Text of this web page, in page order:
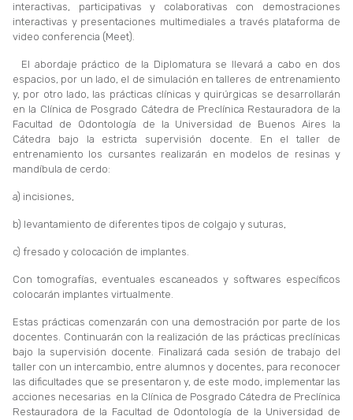
interactivas, participativas y colaborativas con demostraciones
interactivas y presentaciones multimediales a través plataforma de
video conferencia (Meet).
El abordaje práctico de la Diplomatura se llevará a cabo en dos
espacios, por un lado, el de simulación en talleres de entrenamiento
y, por otro lado, las prácticas clínicas y quirúrgicas se desarrollarán
en la Clínica de Posgrado Cátedra de Preclínica Restauradora de la
Facultad de Odontología de la Universidad de Buenos Aires la
Cátedra bajo la estricta supervisión docente. En el taller de
entrenamiento los cursantes realizarán en modelos de resinas y
mandíbula de cerdo:
a) incisiones,
b) levantamiento de diferentes tipos de colgajo y suturas,
c) fresado y colocación de implantes.
Con tomografías, eventuales escaneados y softwares específicos
colocarán implantes virtualmente.
Estas prácticas comenzarán con una demostración por parte de los
docentes. Continuarán con la realización de las prácticas preclínicas
bajo la supervisión docente. Finalizará cada sesión de trabajo del
taller con un intercambio, entre alumnos y docentes, para reconocer
las dificultades que se presentaron y, de este modo, implementar las
acciones necesarias en la Clínica de Posgrado Cátedra de Preclínica
Restauradora de la Facultad de Odontología de la Universidad de